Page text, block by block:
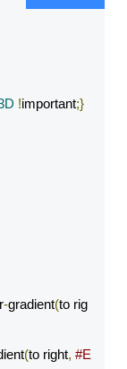
!important;}
-gradient(to rig
(to right, #E